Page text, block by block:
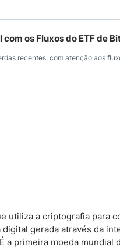
os Fluxos do ETF de
recentes, com atenção aos
utiliza a criptografia para
gerada através da
a primeira moeda mundial